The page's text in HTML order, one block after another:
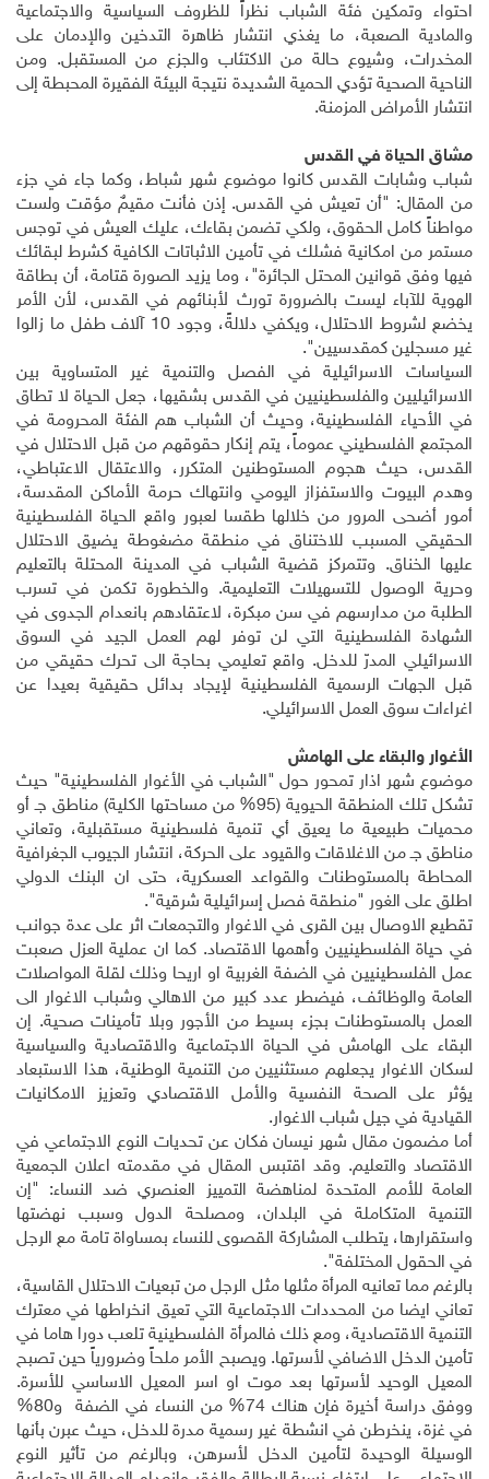
احتواء وتمكين فئة الشباب نظراً للظروف السياسية والاجتماعية
والمادية الصعبة، ما يغذي انتشار ظاهرة التدخين والإدمان على
المخدرات، وشيوع حالة من الاكتئاب والجزع من المستقبل. ومن
الناحية الصحية تؤدي الحمية الشديدة نتيجة البيئة الفقيرة المحبطة إلى
انتشار الأمراض المزمنة.
مشاق الحياة في القدس
شباب وشابات القدس كانوا موضوع شهر شباط، وكما جاء في جزء
من المقال: "أن تعيش في القدس. إذن فأنت مقيمٌ مؤقت ولست
مواطناً كامل الحقوق، ولكي تضمن بقاءك، عليك العيش في توجس
مستمر من امكانية فشلك في تأمين الاثباتات الكافية كشرط لبقائك
فيها وفق قوانين المحتل الجائرة"، وما يزيد الصورة قتامة، أن بطاقة
الهوية للآباء ليست بالضرورة تورث لأبنائهم في القدس، لأن الأمر
يخضع لشروط الاحتلال، ويكفي دلالةً، وجود 10 آلاف طفل ما زالوا
غير مسجلين كمقدسيين".
السياسات الاسرائيلية في الفصل والتنمية غير المتساوية بين
الاسرائيليين والفلسطينيين في القدس بشقيها، جعل الحياة لا تطاق
في الأحياء الفلسطينية، وحيث أن الشباب هم الفئة المحرومة في
المجتمع الفلسطيني عموماً، يتم إنكار حقوقهم من قبل الاحتلال في
القدس، حيث هجوم المستوطنين المتكرر، والاعتقال الاعتباطي،
وهدم البيوت والاستفزاز اليومي وانتهاك حرمة الأماكن المقدسة،
أمور أضحى المرور من خلالها طقسا لعبور واقع الحياة الفلسطينية
الحقيقي المسبب للاختناق في منطقة مضغوطة يضيق الاحتلال
عليها الخناق. وتتمركز قضية الشباب في المدينة المحتلة بالتعليم
وحرية الوصول للتسهيلات التعليمية. والخطورة تكمن في تسرب
الطلبة من مدارسهم في سن مبكرة، لاعتقادهم بانعدام الجدوى في
الشهادة الفلسطينية التي لن توفر لهم العمل الجيد في السوق
الاسرائيلي المدرّ للدخل. واقع تعليمي بحاجة الى تحرك حقيقي من
قبل الجهات الرسمية الفلسطينية لإيجاد بدائل حقيقية بعيدا عن
اغراءات سوق العمل الاسرائيلي.
الأغوار والبقاء على الهامش
موضوع شهر اذار تمحور حول "الشباب في الأغوار الفلسطينية" حيث
تشكل تلك المنطقة الحيوية (95% من مساحتها الكلية) مناطق جـ أو
محميات طبيعية ما يعيق أي تنمية فلسطينية مستقبلية، وتعاني
مناطق جـ من الاغلاقات والقيود على الحركة، انتشار الجيوب الجغرافية
المحاطة بالمستوطنات والقواعد العسكرية، حتى ان البنك الدولي
اطلق على الغور "منطقة فصل إسرائيلية شرقية".
تقطيع الاوصال بين القرى في الاغوار والتجمعات اثر على عدة جوانب
في حياة الفلسطينيين وأهمها الاقتصاد. كما ان عملية العزل صعبت
عمل الفلسطينيين في الضفة الغربية او اريحا وذلك لقلة المواصلات
العامة والوظائف، فيضطر عدد كبير من الاهالي وشباب الاغوار الى
العمل بالمستوطنات بجزء بسيط من الأجور وبلا تأمينات صحية. إن
البقاء على الهامش في الحياة الاجتماعية والاقتصادية والسياسية
لسكان الاغوار يجعلهم مستثنيين من التنمية الوطنية، هذا الاستبعاد
يؤثر على الصحة النفسية والأمل الاقتصادي وتعزيز الامكانيات
القيادية في جيل شباب الاغوار.
أما مضمون مقال شهر نيسان فكان عن تحديات النوع الاجتماعي في
الاقتصاد والتعليم. وقد اقتبس المقال في مقدمته اعلان الجمعية
العامة للأمم المتحدة لمناهضة التمييز العنصري ضد النساء: "إن
التنمية المتكاملة في البلدان، ومصلحة الدول وسبب نهضتها
واستقرارها، يتطلب المشاركة القصوى للنساء بمساواة تامة مع الرجل
في الحقول المختلفة".
بالرغم مما تعانيه المرأة مثلها مثل الرجل من تبعيات الاحتلال القاسية،
تعاني ايضا من المحددات الاجتماعية التي تعيق انخراطها في معترك
التنمية الاقتصادية، ومع ذلك فالمرأة الفلسطينية تلعب دورا هاما في
تأمين الدخل الاضافي لأسرتها. ويصبح الأمر ملحاً وضرورياً حين تصبح
المعيل الوحيد لأسرتها بعد موت او اسر المعيل الاساسي للأسرة.
ووفق دراسة أخيرة فإن هناك 74% من النساء في الضفة و80%
في غزة، ينخرطن في انشطة غير رسمية مدرة للدخل، حيث عبرن بأنها
الوسيلة الوحيدة لتأمين الدخل لأسرهن، وبالرغم من تأثير النوع